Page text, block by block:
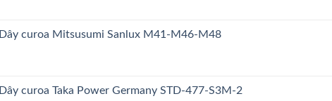
Dây curoa Mitsusumi Sanlux M41-M46-M48
Dây curoa Taka Power Germany STD-477-S3M-2